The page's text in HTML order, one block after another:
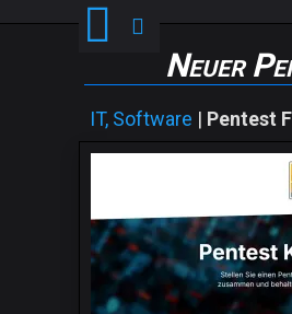
Neuer
IT, Software | Pentest